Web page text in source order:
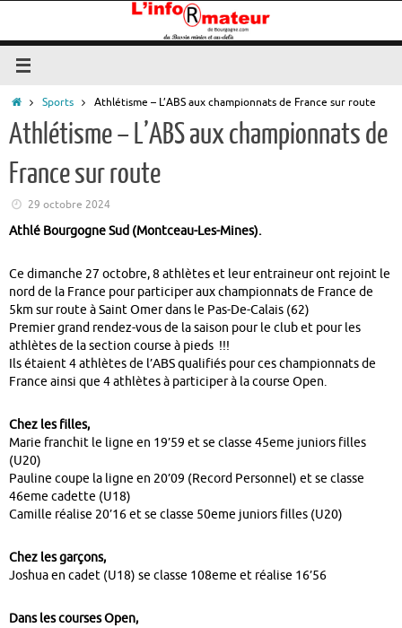
contenu
Accueil
Sports Athlétisme – L’ABS aux championnats de France sur route
Athlétisme – L’ABS aux championnats de
France sur route
29 octobre 2024
Athlé Bourgogne Sud (Montceau-Les-Mines).
Ce dimanche 27 octobre, 8 athlètes et leur entraineur ont rejoint le
nord de la France pour participer aux championnats de France de
5km sur route à Saint Omer dans le Pas-De-Calais (62)
Premier grand rendez-vous de la saison pour le club et pour les
athlètes de la section course à pieds !!!
Ils étaient 4 athlètes de l’ABS qualifiés pour ces championnats de
France ainsi que 4 athlètes à participer à la course Open.
Chez les filles,
Marie franchit le ligne en 19’59 et se classe 45eme juniors filles
(U20)
Pauline coupe la ligne en 20’09 (Record Personnel) et se classe
46eme cadette (U18)
Camille réalise 20’16 et se classe 50eme juniors filles (U20)
Chez les garçons,
Joshua en cadet (U18) se classe 108eme et réalise 16’56
Dans les courses Open,